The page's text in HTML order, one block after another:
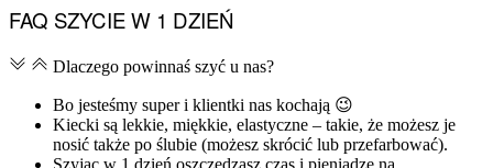
FAQ SZYCIE W 1 DZIEŃ
Dlaczego powinnaś szyć u nas?
Bo jesteśmy super i klientki nas kochają 😉
Kiecki są lekkie, miękkie, elastyczne – takie, że możesz je
nosić także po ślubie (możesz skrócić lub przefarbować).